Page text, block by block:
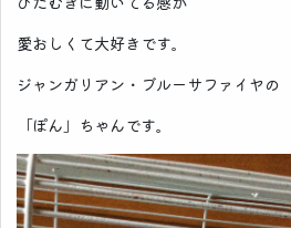
愛おしくて大好きです。
ジャンガリアン・ブルーサファイヤの
「ぽん」ちゃんです。